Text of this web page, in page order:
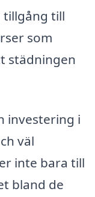
till
som
städningen
investering i
väl
inte bara till
bland de